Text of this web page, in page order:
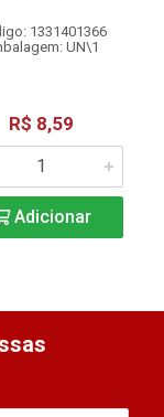
1331401366
UN\1
R$ 8,59
Adicionar